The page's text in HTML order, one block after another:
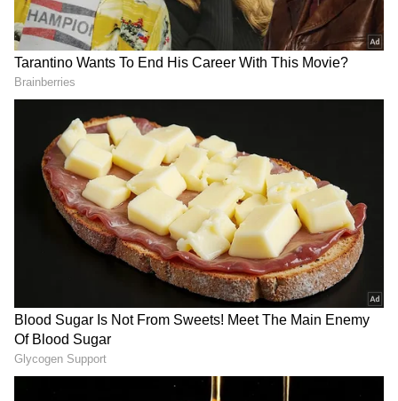
వాస్తు శాస్త్రం ఏం చెబుతోంది?
వాస్తు శాస్త్రం కూడా ఇదే విషయాన్ని చెబుతుంది. రాజవల్లభ,
సమరాంగణ సూత్రధార వంటి ప్రాచీన వాస్తు గ్రంథాల్లో
చెప్పులు వేసుకుని వంట చేయడం గురించి ప్రస్తవిం ప్రస్తావన
ఉంది. ఈ రెండు శాస్త్రాలు చెబుతున్న ప్రకారం ఇంట్లోని రెండు
ప్రదేశాలను ఎప్పుడైనా పరిశుభ్రంగా ఉంచాలి. అవి పూజగది,
వంటగది. ఈ రెండూ గదులు పరిశుభ్రతంగా ఉంటేనే
దేవతలు కరుణిస్తారు. ఈ రెండు గదులు పరిశుభ్రంగా,
పవిత్రంగా ఉంటే అంతా మంచే జరుగుతుంది.